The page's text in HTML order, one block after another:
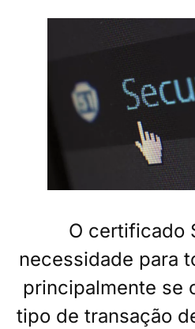
O certificado
necessidade para
principalmente se
tipo de transação